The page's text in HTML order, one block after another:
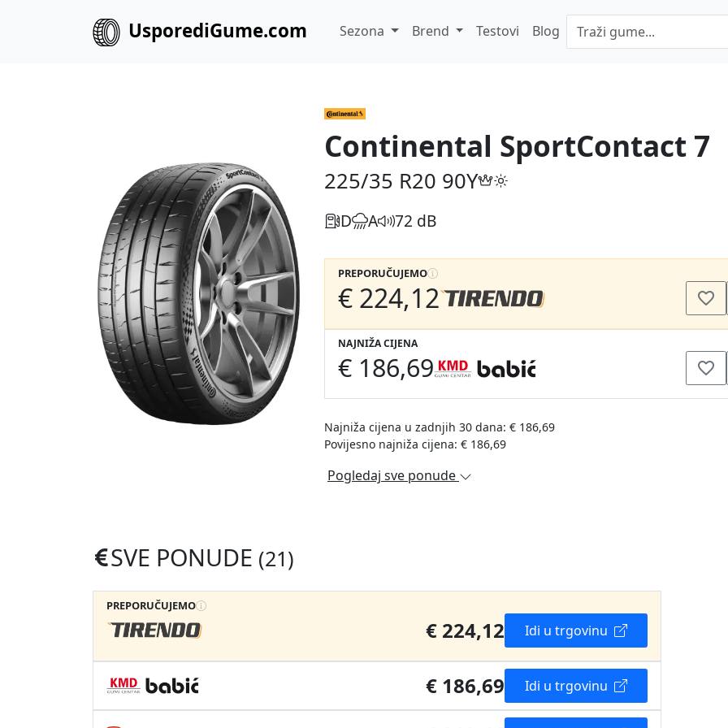
UsporediGume.com Sezona Brend Testovi Blog
Continental SportContact 7
225/35 R20 90Y
D A 72 dB
PREPORUČUJEMO
€ 224,12
NAJNIŽA CIJENA
€ 186,69
Najniža cijena u zadnjih 30 dana: € 186,69
Povijesno najniža cijena: € 186,69
Pogledaj sve ponude
SVE PONUDE (21)
PREPORUČUJEMO
€ 224,12 Idi u trgovinu
€ 186,69 Idi u trgovinu